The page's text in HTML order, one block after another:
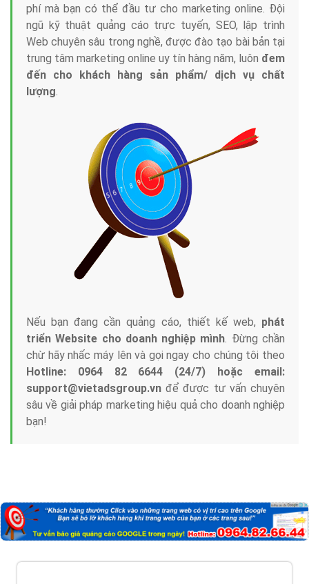
phí mà bạn có thể đầu tư cho marketing online. Đội
ngũ kỹ thuật quảng cáo trực tuyến, SEO, lập trình
Web chuyên sâu trong nghề, được đào tạo bài bản tại
trung tâm marketing online uy tín hàng năm, luôn đem
đến cho khách hàng sản phẩm/ dịch vụ chất
lượng.
Nếu bạn đang cần quảng cáo, thiết kế web, phát
triển Website cho doanh nghiệp mình. Đừng chần
chừ hãy nhấc máy lên và gọi ngay cho chúng tôi theo
Hotline: 0964 82 6644 (24/7) hoặc email:
support@vietadsgroup.vn để được tư vấn chuyên
sâu về giải pháp marketing hiệu quả cho doanh nghiệp
bạn!